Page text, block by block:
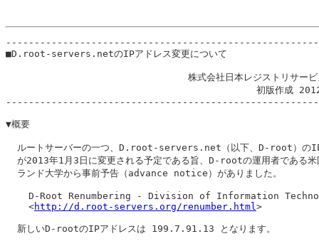
■D.root-servers.netのIPアドレス変更について
株式会社日本レジストリサー
初版作成
▼概要
ルートサーバーの一つ、D.root-servers.net（以下、D-root）の
が2013年1月3日に変更される予定である旨、D-rootの運用者である米
  ランド大学から事前予告（advance notice）がありました。
D-Root Renumbering - Division of Information
    <
http://d.root-servers.org/renumber.html>
  新しいD-rootのIPアドレスは 199.7.91.13 となります。